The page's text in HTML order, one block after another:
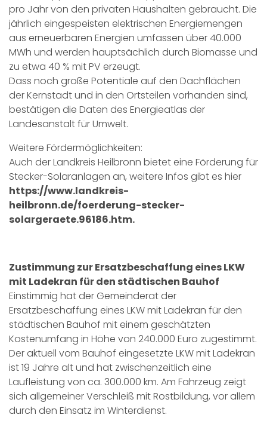
pro Jahr von den privaten Haushalten gebraucht. Die
jährlich eingespeisten elektrischen Energiemengen
aus erneuerbaren Energien umfassen über 40.000
MWh und werden hauptsächlich durch Biomasse und
zu etwa 40 % mit PV erzeugt.
Dass noch große Potentiale auf den Dachflächen
der Kernstadt und in den Ortsteilen vorhanden sind,
bestätigen die Daten des Energieatlas der
Landesanstalt für Umwelt.
Weitere Fördermöglichkeiten:
Auch der Landkreis Heilbronn bietet eine Förderung für
Stecker-Solaranlagen an, weitere Infos gibt es hier
https://www.landkreis-
heilbronn.de/foerderung-stecker-
solargeraete.96186.htm.
Zustimmung zur Ersatzbeschaffung eines LKW
mit Ladekran für den städtischen Bauhof
Einstimmig hat der Gemeinderat der
Ersatzbeschaffung eines LKW mit Ladekran für den
städtischen Bauhof mit einem geschätzten
Kostenumfang in Höhe von 240.000 Euro zugestimmt.
Der aktuell vom Bauhof eingesetzte LKW mit Ladekran
ist 19 Jahre alt und hat zwischenzeitlich eine
Laufleistung von ca. 300.000 km. Am Fahrzeug zeigt
sich allgemeiner Verschleiß mit Rostbildung, vor allem
durch den Einsatz im Winterdienst.